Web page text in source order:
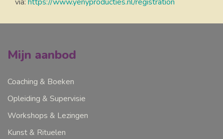
via: https://www.yenyproducties.nl/registration
Mijn aanbod
Coaching & Boeken
Opleiding & Supervisie
Workshops & Lezingen
Kunst & Rituelen